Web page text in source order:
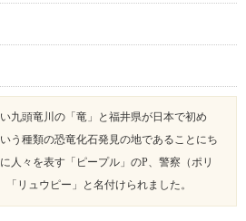
九頭竜川の「竜」と福井県が日本で初め
う種類の恐竜化石発見の地であることにち
人々を表す「ピープル」のP、警察（ポリ
リュウピー」と名付けられました。